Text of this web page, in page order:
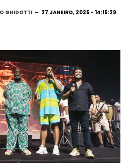
GHIDOTTI 27 JANEIRO, 2025 - 14:15:29